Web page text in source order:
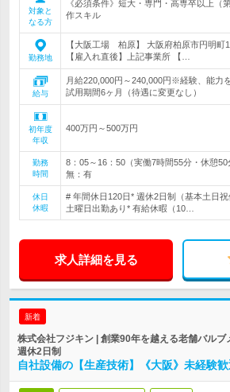
対象と
なる方
《必須条件》短大・専門・高専卒以上（
作スキル
勤務地
【大阪工場 柏原】 大阪府柏原市円明町
【雇入れ直後】上記事業所 【…
給与
月給220,000円～240,000円※経験、能力
試用期間6ヶ月（待遇に変更なし）
初年度
年収
400万円～500万円
勤務
時間
8：05～16：50（実働7時間55分・休憩
無：有
休日
休暇
# 年間休日120日* 週休2日制（基本土日
土曜日出勤あり* 有給休暇（10…
求人詳細を見る
新着
株式会社フジキン | 創業90年を越える老舗バル
週休2日制
自社設備の【生産技術】《大阪》未経験